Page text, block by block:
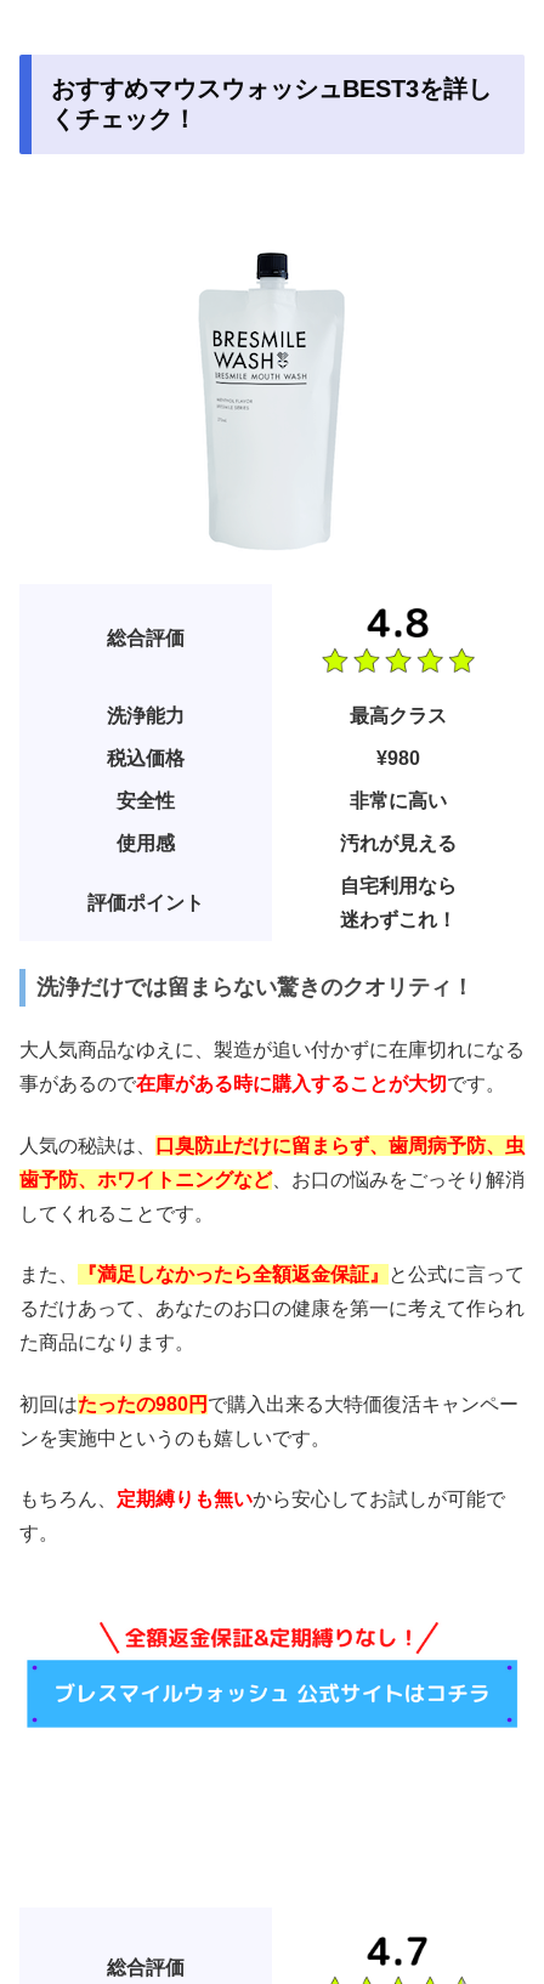
おすすめマウスウォッシュBEST3を詳し
くチェック！
総合評価
洗浄能力 最高クラス
税込価格 ¥980
安全性 非常に高い
使用感 汚れが見える
評価ポイント
自宅利用なら
迷わずこれ！
洗浄だけでは留まらない驚きのクオリティ！
大人気商品なゆえに、製造が追い付かずに在庫切れになる
事があるので在庫がある時に購入することが大切です。
人気の秘訣は、
口臭防止だけに留まらず、歯周病予防、虫
歯予防、ホワイトニングなど、お口の悩みをごっそり解消
してくれることです。
また、 『満足しなかったら全額返金保証』
と公式に言って
るだけあって、あなたのお口の健康を第一に考えて作られ
た商品になります。
初回はたったの980円 で購入出来る大特価復活キャンペー
ンを実施中というのも嬉しいです。
もちろん、 定期縛りも無いから安心してお試しが可能で
す。
総合評価